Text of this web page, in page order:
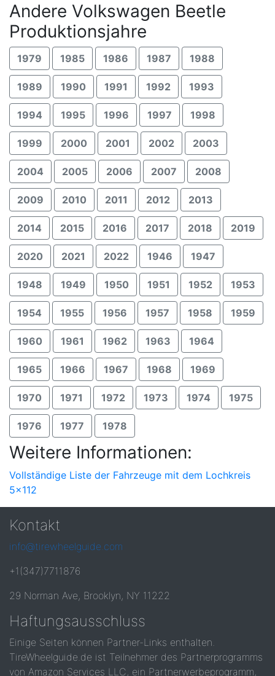
Andere Volkswagen Beetle
Produktionsjahre
1979 1985 1986 1987 1988
1989 1990 1991 1992 1993
1994 1995 1996 1997 1998
1999 2000 2001 2002 2003
2004 2005 2006 2007 2008
2009 2010 2011 2012 2013
2014 2015 2016 2017 2018 2019
2020 2021 2022 1946 1947
1948 1949 1950 1951 1952 1953
1954 1955 1956 1957 1958 1959
1960 1961 1962 1963 1964
1965 1966 1967 1968 1969
1970 1971 1972 1973 1974 1975
1976 1977 1978
Weitere Informationen:
Vollständige Liste der Fahrzeuge mit dem Lochkreis
5x112
Kontakt
info@tirewheelguide.com
+1(347)7711876
29 Norman Ave, Brooklyn, NY 11222
Haftungsausschluss
Einige Seiten können Partner-Links enthalten.
TireWheelguide.de ist Teilnehmer des Partnerprogramms
von Amazon Services LLC, ein Partnerwerbeprogramm,